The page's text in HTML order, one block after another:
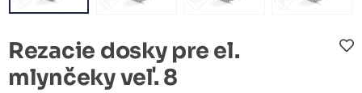
Rezacie dosky pre el.
mlynčeky veľ. 8